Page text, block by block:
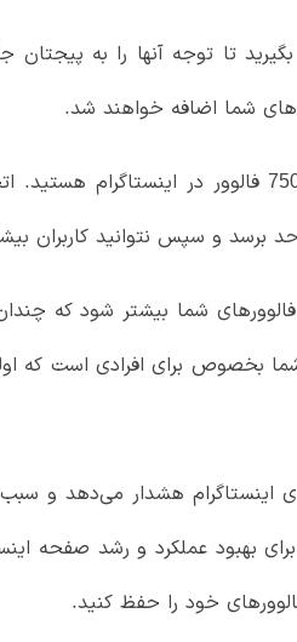
تا توجه آنها را به
شما اضافه خواهند شد.
توجه داشته باشید که در مجموع شما مجاز به داشتن
و سپس نتوانید کاربران
شما بیشتر شود که
بخصوص برای افرادی است که
اینستاگرام هشدار می‌دهد
عملکرد و رشد صفحه
خود را حفظ کنید.